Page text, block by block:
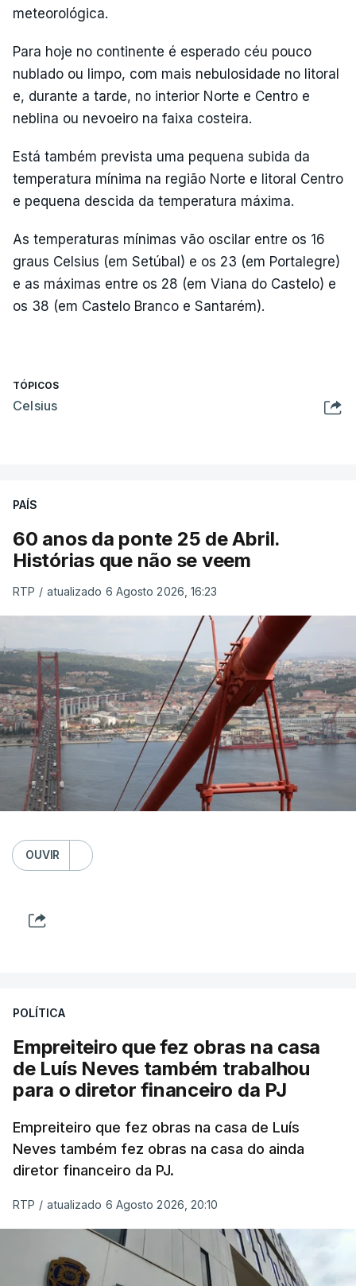
meteorológica.
Para hoje no continente é esperado céu pouco
nublado ou limpo, com mais nebulosidade no litoral
e, durante a tarde, no interior Norte e Centro e
neblina ou nevoeiro na faixa costeira.
Está também prevista uma pequena subida da
temperatura mínima na região Norte e litoral Centro
e pequena descida da temperatura máxima.
As temperaturas mínimas vão oscilar entre os 16
graus Celsius (em Setúbal) e os 23 (em Portalegre)
e as máximas entre os 28 (em Viana do Castelo) e
os 38 (em Castelo Branco e Santarém).
TÓPICOS
Celsius
PAÍS
60 anos da ponte 25 de Abril.
Histórias que não se veem
RTP / atualizado 6 Agosto 2026, 16:23
OUVIR
POLÍTICA
Empreiteiro que fez obras na casa
de Luís Neves também trabalhou
para o diretor financeiro da PJ
Empreiteiro que fez obras na casa de Luís
Neves também fez obras na casa do ainda
diretor financeiro da PJ.
RTP / atualizado 6 Agosto 2026, 20:10